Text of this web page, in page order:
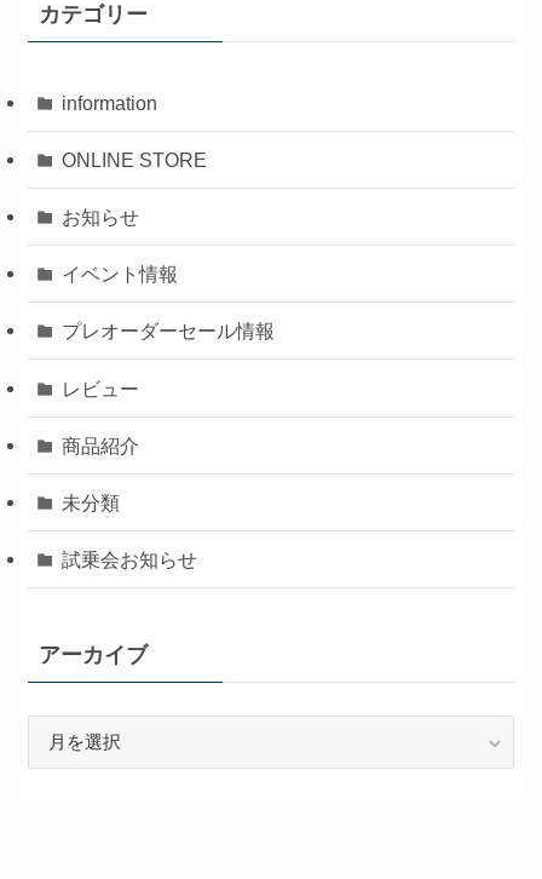
カテゴリー
information
ONLINE STORE
お知らせ
イベント情報
プレオーダーセール情報
レビュー
商品紹介
未分類
試乗会お知らせ
アーカイブ